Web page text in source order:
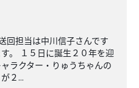
回担当は中川信子さんです
。 １５日に誕生２０年を迎
ラクター・りゅうちゃんの
２...